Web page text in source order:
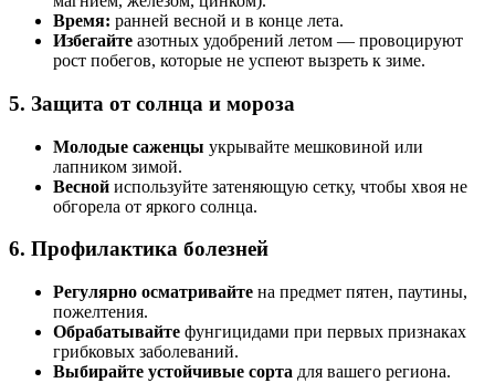
Время: ранней весной и в конце лета.
Избегайте азотных удобрений летом — провоцируют
рост побегов, которые не успеют вызреть к зиме.
5. Защита от солнца и мороза
Молодые саженцы укрывайте мешковиной или
лапником зимой.
Весной используйте затеняющую сетку, чтобы хвоя не
обгорела от яркого солнца.
6. Профилактика болезней
Регулярно осматривайте на предмет пятен, паутины,
пожелтения.
Обрабатывайте фунгицидами при первых признаках
грибковых заболеваний.
Выбирайте устойчивые сорта для вашего региона.